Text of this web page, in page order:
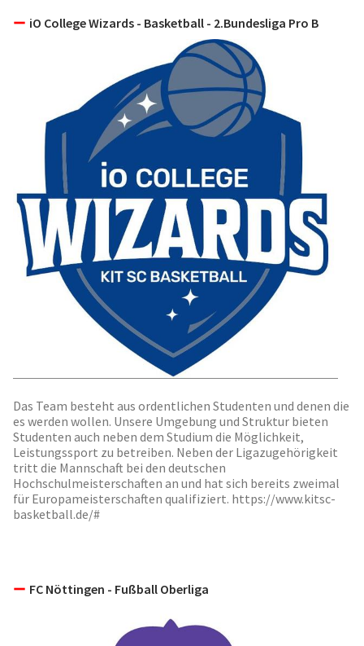
iO College Wizards - Basketball - 2.Bundesliga Pro B
Das Team besteht aus ordentlichen Studenten und denen die
es werden wollen. Unsere Umgebung und Struktur bieten
Studenten auch neben dem Studium die Möglichkeit,
Leistungssport zu betreiben. Neben der Ligazugehörigkeit
tritt die Mannschaft bei den deutschen
Hochschulmeisterschaften an und hat sich bereits zweimal
für Europameisterschaften qualifiziert. https://www.kitsc-
basketball.de/#
FC Nöttingen - Fußball Oberliga